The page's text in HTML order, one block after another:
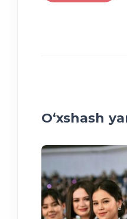
O‘xshash